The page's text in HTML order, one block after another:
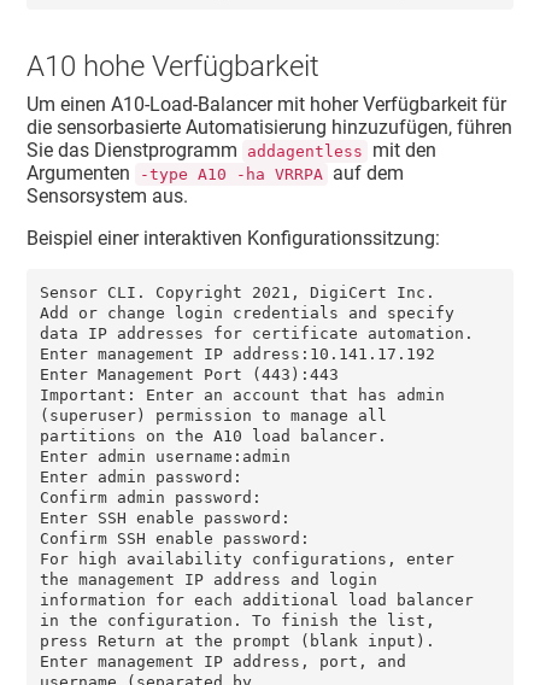
A10 hohe Verfügbarkeit
Um einen A10-Load-Balancer mit hoher Verfügbarkeit für
die sensorbasierte Automatisierung hinzuzufügen, führen
Sie das Dienstprogramm
addagentless
mit den
Argumenten
-type A10 -ha VRRPA auf dem
Sensorsystem aus.
Beispiel einer interaktiven Konfigurationssitzung:
Sensor CLI. Copyright 2021, DigiCert Inc.
Add or change login credentials and specify
data IP addresses for certificate automation.
Enter management IP address:10.141.17.192
Enter Management Port (443):443
Important: Enter an account that has admin
(superuser) permission to manage all
partitions on the A10 load balancer.
Enter admin username:admin
Enter admin password:
Confirm admin password:
Enter SSH enable password:
Confirm SSH enable password:
For high availability configurations, enter
the management IP address and login
information for each additional load balancer
in the configuration. To finish the list,
press Return at the prompt (blank input).
Enter management IP address, port, and